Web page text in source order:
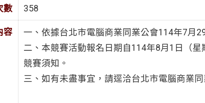
數 358
容
一、依據台北市電腦商業同業公會114年7月
二、本競賽活動報名日期自114年8月1日（
競賽須知。
三、如有未盡事宜，請逕洽台北市電腦商業